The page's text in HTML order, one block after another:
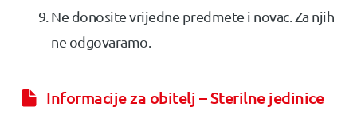
Ne donosite vrijedne predmete i novac. Za njih
ne odgovaramo.
Informacije za obitelj – Sterilne jedinice